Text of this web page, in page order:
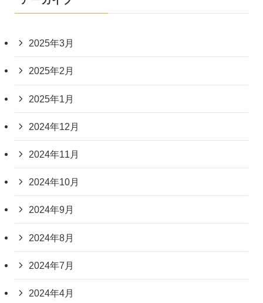
2025年3月
2025年2月
2025年1月
2024年12月
2024年11月
2024年10月
2024年9月
2024年8月
2024年7月
2024年4月